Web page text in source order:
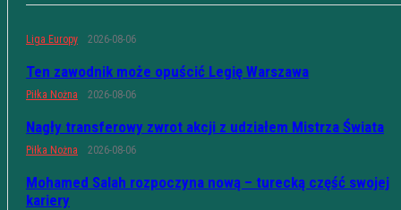
Liga Europy 2026-08-06
Ten zawodnik może opuścić Legię Warszawa
Piłka Nożna 2026-08-06
Nagły transferowy zwrot akcji z udziałem Mistrza Świata
Piłka Nożna 2026-08-06
Mohamed Salah rozpoczyna nową – turecką część swojej
kariery